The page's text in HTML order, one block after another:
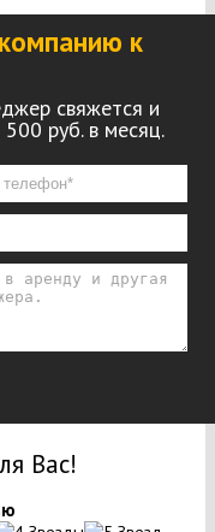
к
свяжется и
руб. в месяц.
Вас!